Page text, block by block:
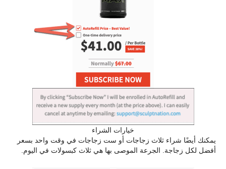
خيارات الشراء
يمكنك أيضًا شراء ثلاث زجاجات أو ست زجاجات في وقت واحد بسعر
أفضل لكل زجاجة. الجرعة الموصى بها هي ثلاث كبسولات في اليوم.